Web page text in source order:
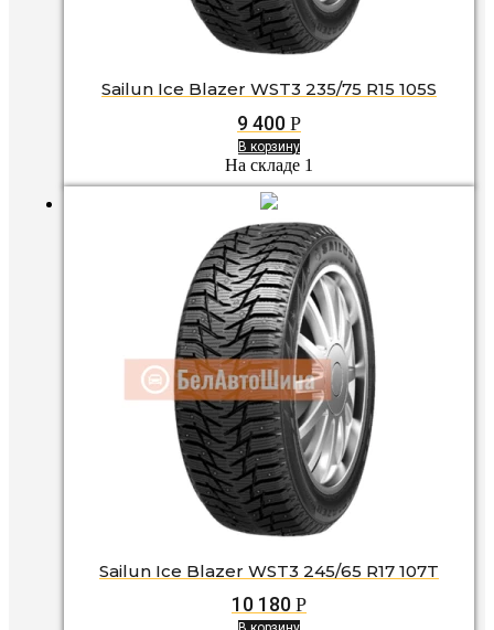
Sailun Ice Blazer WST3 235/75 R15 105S
9 400 Р
В корзину
На складе 1
Sailun Ice Blazer WST3 245/65 R17 107T
10 180 Р